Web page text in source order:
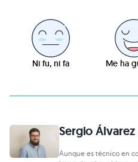
Ni fu, ni fa Me ha
Sergio Álvarez
Aunque es técnico en